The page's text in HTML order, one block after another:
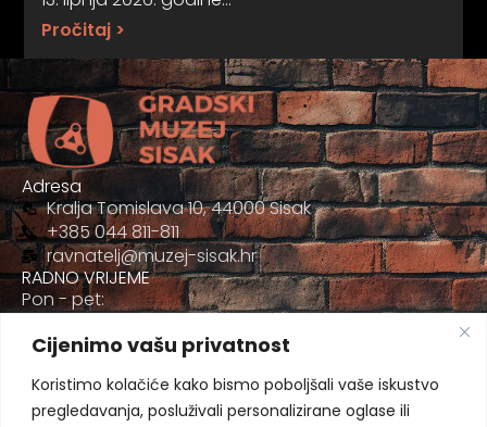
Cijenimo vašu privatnost
Koristimo kolačiće kako bismo poboljšali vaše iskustvo
pregledavanja, posluživali personalizirane oglase ili
Pročitaj >
Adresa
Kralja Tomislava 10, 44000 Sisak
+385 044 811-811
ravnatelj@muzej-sisak.hr
RADNO VRIJEME
Pon - pet:
Sub